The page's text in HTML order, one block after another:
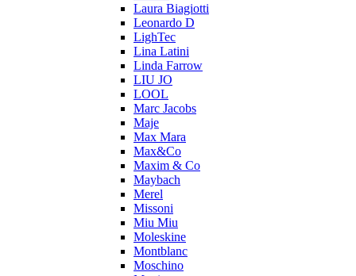
Laura Biagiotti
Leonardo D
LighTec
Lina Latini
Linda Farrow
LIU JO
LOOL
Marc Jacobs
Maje
Max Mara
Max&Co
Maxim & Co
Maybach
Merel
Missoni
Miu Miu
Moleskine
Montblanc
Moschino